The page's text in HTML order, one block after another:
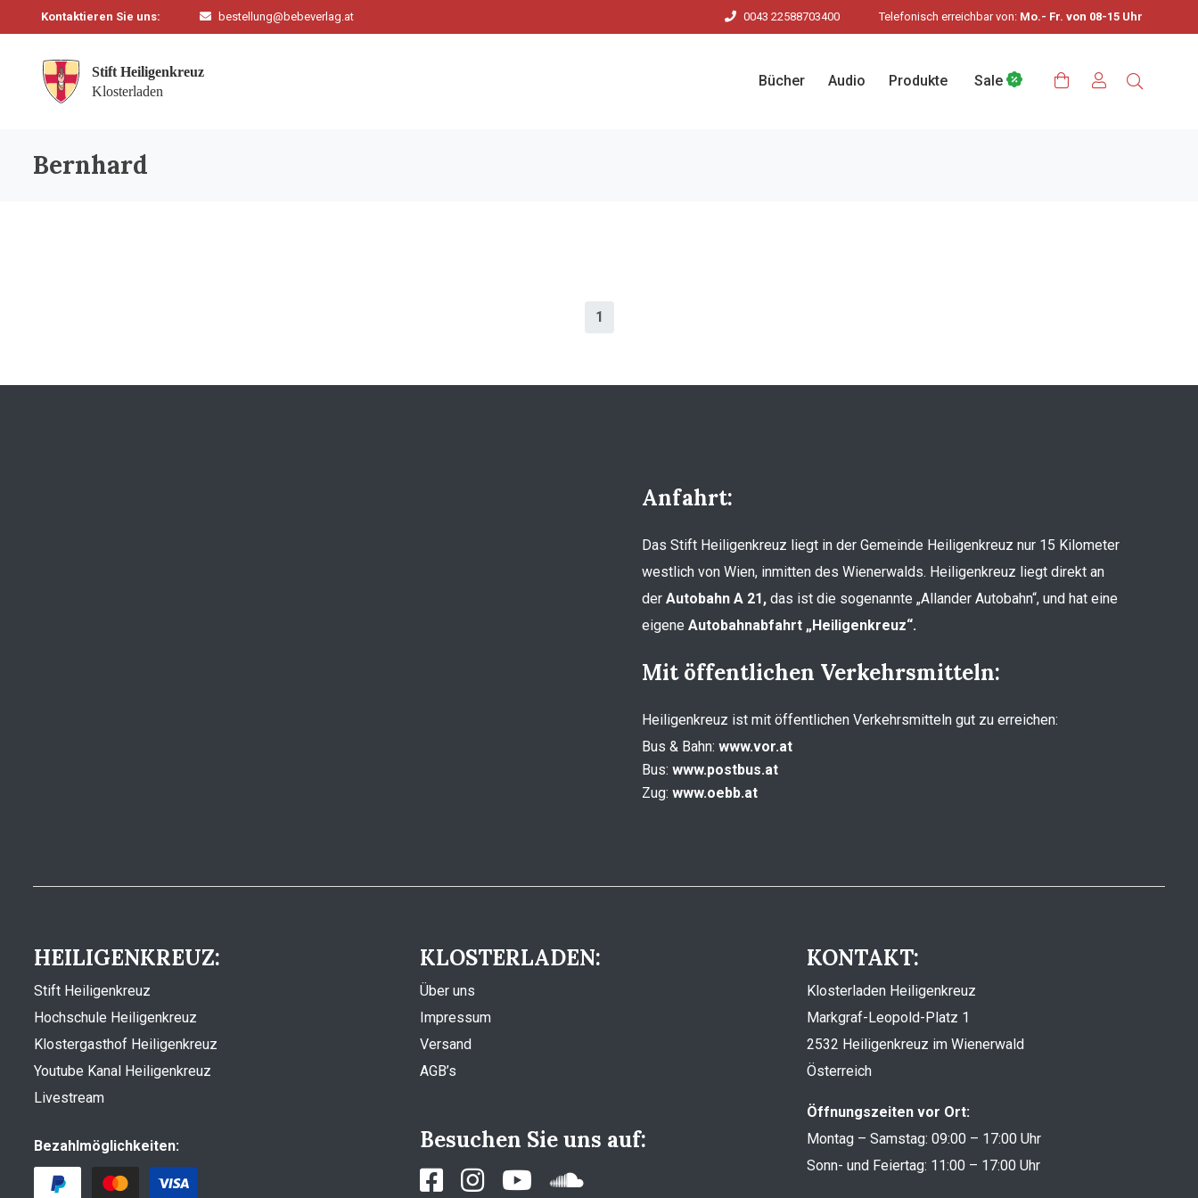
Kontaktieren Sie uns: bestellung@bebeverlag.at 0043 22588703400 Telefonisch erreichbar von: Mo.- Fr. von 08-15 Uhr
Bücher Audio Produkte Sale
Bernhard
1
Anfahrt:
Das Stift Heiligenkreuz liegt in der Gemeinde Heiligenkreuz nur 15 Kilometer
westlich von Wien, inmitten des Wienerwalds. Heiligenkreuz liegt direkt an
der Autobahn A 21, das ist die sogenannte „Allander Autobahn“, und hat eine
eigene Autobahnabfahrt „Heiligenkreuz“.
Mit öffentlichen Verkehrsmitteln:
Heiligenkreuz ist mit öffentlichen Verkehrsmitteln gut zu erreichen:
Bus & Bahn: www.vor.at
Bus: www.postbus.at
Zug: www.oebb.at
HEILIGENKREUZ:
Stift Heiligenkreuz
Hochschule Heiligenkreuz
Klostergasthof Heiligenkreuz
Youtube Kanal Heiligenkreuz
Livestream
Bezahlmöglichkeiten:
KLOSTERLADEN:
Über uns
Impressum
Versand
AGB’s
Besuchen Sie uns auf:
KONTAKT:
Klosterladen Heiligenkreuz
Markgraf-Leopold-Platz 1
2532 Heiligenkreuz im Wienerwald
Österreich
Öffnungszeiten vor Ort:
Montag – Samstag: 09:00 – 17:00 Uhr
Sonn- und Feiertag: 11:00 – 17:00 Uhr